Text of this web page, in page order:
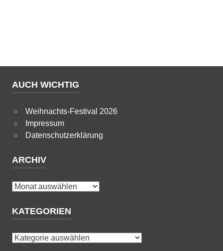
AUCH WICHTIG
Weihnachts-Festival 2026
Impressum
Datenschutzerklärung
ARCHIV
Archiv
KATEGORIEN
Kategorien